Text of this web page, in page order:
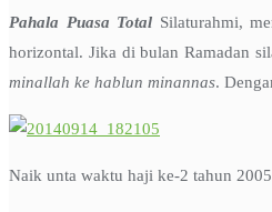
Pahala Puasa Total Silaturahmi,
horizontal. Jika di bulan Ramadan
minallah ke hablun minannas.
Naik unta waktu haji ke-2 tahun 2005